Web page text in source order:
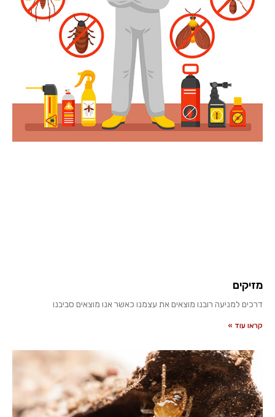
מזיקים
דרכים למניעה רובנו מוצאים את עצמנו כאשר אנו מוצאים סביבנו
קראו עוד »